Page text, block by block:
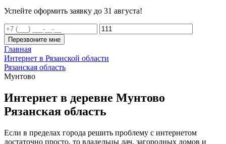
Успейте оформить заявку до 31 августа!
Перезвоните мне
Главная
Интернет в Рязанской области
Рязанская область
Мунтово
Интернет в деревне Мунтово
Рязанская область
Если в пределах города решить проблему с интернетом
достаточно просто, то владельцы дач, загородных домов и